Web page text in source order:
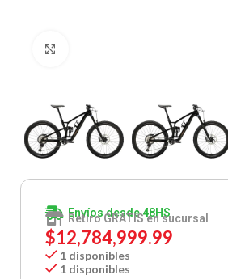
Envíos desde 48HS
Retiro GRATIS en sucursal
$12,784,999.99
1 disponibles
1 disponibles